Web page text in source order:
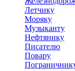
Летчику
Моряку
Музыканту
Нефтянику
Писателю
Повару